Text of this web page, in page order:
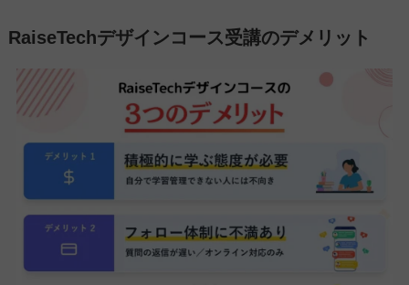
RaiseTechデザインコース受講のデメリット